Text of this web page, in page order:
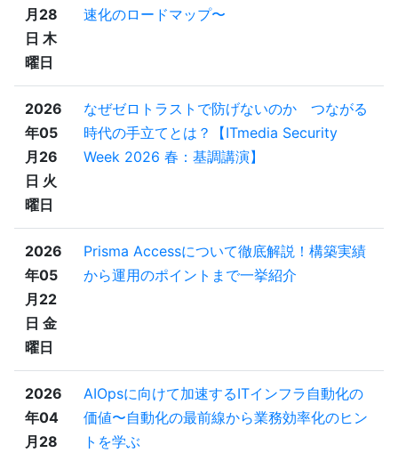
月28
日 木
曜日
速化のロードマップ〜
2026
年05
月26
日 火
曜日
なぜゼロトラストで防げないのか つながる
時代の手立てとは？【ITmedia Security
Week 2026 春：基調講演】
2026
年05
月22
日 金
曜日
Prisma Accessについて徹底解説！構築実績
から運用のポイントまで一挙紹介
2026
年04
月28
AIOpsに向けて加速するITインフラ自動化の
価値〜自動化の最前線から業務効率化のヒン
トを学ぶ